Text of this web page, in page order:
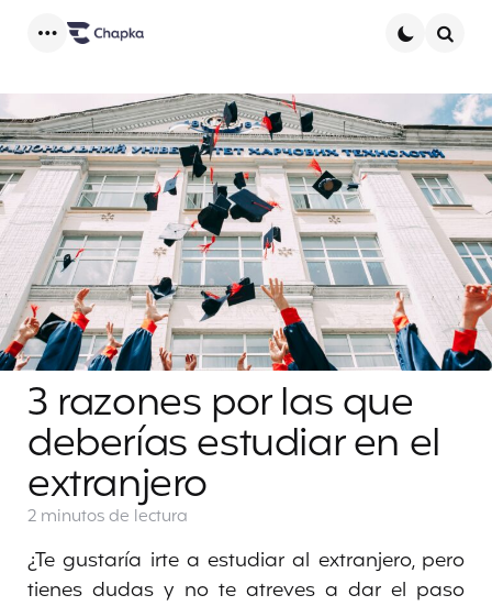
3 razones por las que
deberías estudiar en el
extranjero
2 minutosde lectura
¿Te gustaría irte a estudiar al extranjero, pero
tienes dudas y no te atreves a dar el paso